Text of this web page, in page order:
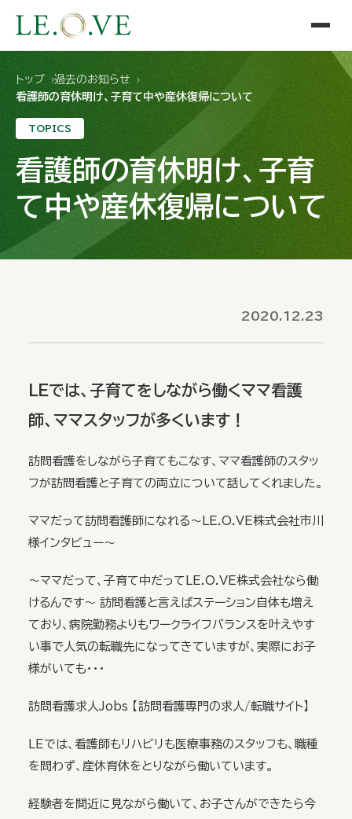
トップ
過去のお知らせ
看護師の育休明け、子育て中や産休復帰について
TOPICS
看護師の育休明け、子育
て中や産休復帰について
2020.12.23
ＬＥでは、子育てをしながら働くママ看護
師、ママスタッフが多くいます！
訪問看護をしながら子育てもこなす、ママ看護師のスタッ
フが訪問看護と子育ての両立について話してくれました。
ママだって訪問看護師になれる～LE.O.VE株式会社市川
様インタビュー～
～ママだって、子育て中だってLE.O.VE株式会社なら働
けるんです～ 訪問看護と言えばステーション自体も増え
ており、病院勤務よりもワークライフバランスを叶えやす
い事で人気の転職先になってきていますが、実際にお子
様がいても・・・
訪問看護求人Jobs 【訪問看護専門の求人/転職サイト】
ＬＥでは、看護師もリハビリも医療事務のスタッフも、職種
を問わず、産休育休をとりながら働いています。
経験者を間近に見ながら働いて、お子さんができたら今